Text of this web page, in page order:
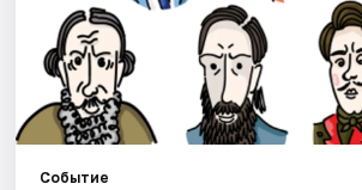
Экскурсии
Спорт
События
Событие